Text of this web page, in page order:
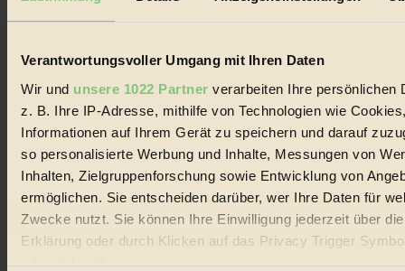
Verantwortungsvoller Umgang mit Ihren Daten
Wir und unsere 1022 Partner verarbeiten Ihre persönlichen
z. B. Ihre IP-Adresse, mithilfe von Technologien wie
Informationen auf Ihrem Gerät zu speichern und darauf
so personalisierte Werbung und Inhalte, Messungen von
Inhalten, Zielgruppenforschung sowie Entwicklung von
ermöglichen. Sie entscheiden darüber, wer Ihre Daten für
Zwecke nutzt. Sie können Ihre Einwilligung jederzeit über
Erklärung oder durch Klicken auf das Privacy Trigger
oder widerrufen
3.415 Follower auf Twitter
Themen
Bio
Nachhaltigkeit